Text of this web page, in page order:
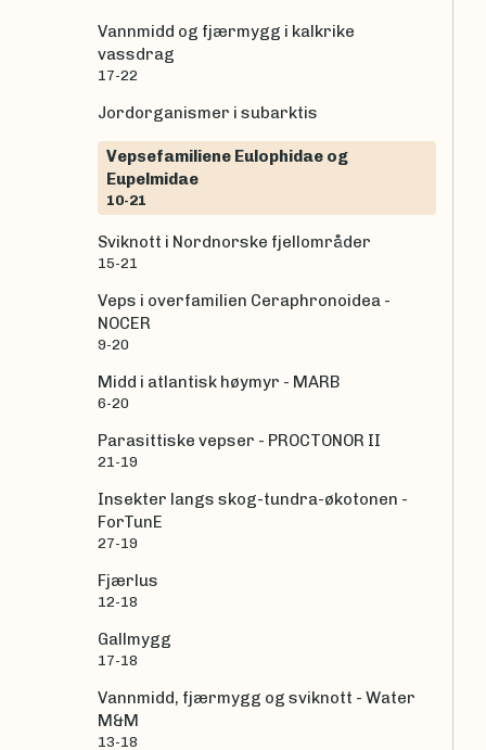
Vannmidd og fjærmygg i kalkrike
vassdrag
17-22
Jordorganismer i subarktis
Vepsefamiliene Eulophidae og
Eupelmidae
10-21
Sviknott i Nordnorske fjellområder
15-21
Veps i overfamilien Ceraphronoidea -
NOCER
9-20
Midd i atlantisk høymyr - MARB
6-20
Parasittiske vepser - PROCTONOR II
21-19
Insekter langs skog-tundra-økotonen -
ForTunE
27-19
Fjærlus
12-18
Gallmygg
17-18
Vannmidd, fjærmygg og sviknott - Water
M&M
13-18